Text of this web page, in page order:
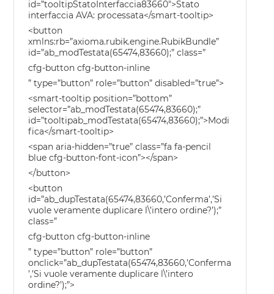
id=”tooltipStatoInterfaccia83660″>Stato
interfaccia AVA: processata</smart-tooltip>
<button
xmlns:rb=”axioma.rubik.engine.RubikBundle”
id=”ab_modTestata(65474,83660);” class=”
cfg-button cfg-button-inline
” type=”button” role=”button” disabled=”true”>
<smart-tooltip position=”bottom”
selector=”ab_modTestata(65474,83660);”
id=”tooltipab_modTestata(65474,83660);”>Modi
fica</smart-tooltip>
<span aria-hidden=”true” class=”fa fa-pencil
blue cfg-button-font-icon”></span>
</button>
<button
id=”ab_dupTestata(65474,83660,’Conferma’,’Si
vuole veramente duplicare l\’intero ordine?’);”
class=”
cfg-button cfg-button-inline
” type=”button” role=”button”
onclick=”ab_dupTestata(65474,83660,’Conferma
’,’Si vuole veramente duplicare l\’intero
ordine?’);”>